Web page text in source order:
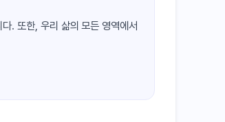
. 또한, 우리 삶의 모든 영역에서